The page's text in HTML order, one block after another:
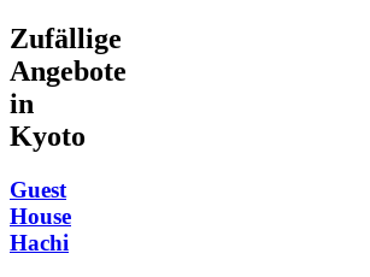
Zufällige
Angebote
in
Kyoto
Guest
House
Hachi